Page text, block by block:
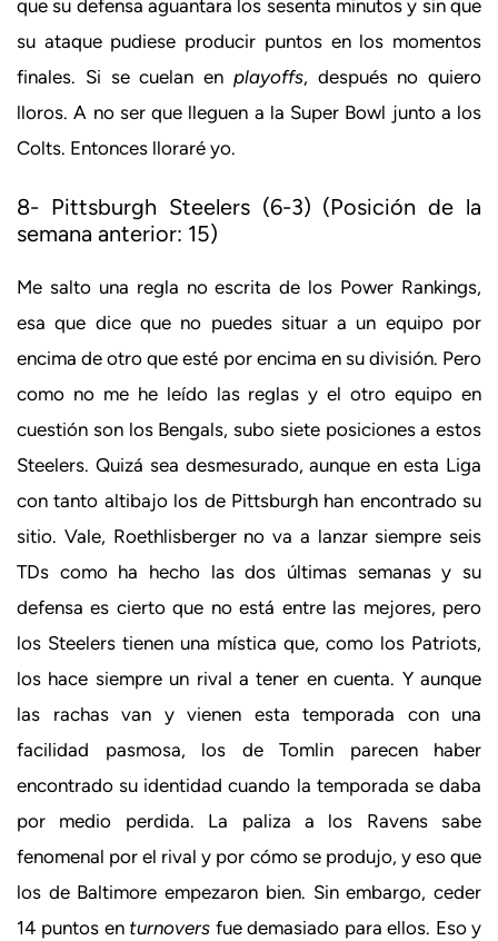
que su defensa aguantara los sesenta minutos y sin que
su ataque pudiese producir puntos en los momentos
finales. Si se cuelan en playoffs, después no quiero
lloros. A no ser que lleguen a la Super Bowl junto a los
Colts. Entonces lloraré yo.
8- Pittsburgh Steelers (6-3) (Posición de la
semana anterior: 15)
Me salto una regla no escrita de los Power Rankings,
esa que dice que no puedes situar a un equipo por
encima de otro que esté por encima en su división. Pero
como no me he leído las reglas y el otro equipo en
cuestión son los Bengals, subo siete posiciones a estos
Steelers. Quizá sea desmesurado, aunque en esta Liga
con tanto altibajo los de Pittsburgh han encontrado su
sitio. Vale, Roethlisberger no va a lanzar siempre seis
TDs como ha hecho las dos últimas semanas y su
defensa es cierto que no está entre las mejores, pero
los Steelers tienen una mística que, como los Patriots,
los hace siempre un rival a tener en cuenta. Y aunque
las rachas van y vienen esta temporada con una
facilidad pasmosa, los de Tomlin parecen haber
encontrado su identidad cuando la temporada se daba
por medio perdida. La paliza a los Ravens sabe
fenomenal por el rival y por cómo se produjo, y eso que
los de Baltimore empezaron bien. Sin embargo, ceder
14 puntos en turnovers fue demasiado para ellos. Eso y